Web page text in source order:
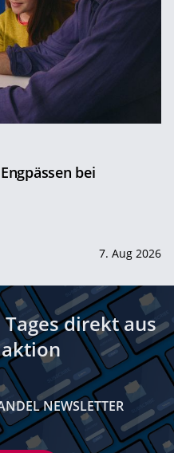
bei
7. Aug 2026
direkt aus
NEWSLETTER